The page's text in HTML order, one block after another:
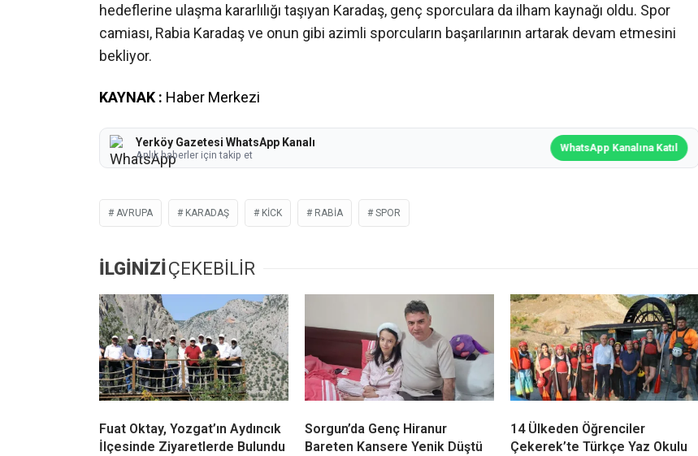
hedeflerine ulaşma kararlılığı taşıyan Karadaş, genç sporculara da ilham kaynağı oldu. Spor
camiası, Rabia Karadaş ve onun gibi azimli sporcuların başarılarının artarak devam etmesini
bekliyor.
KAYNAK : Haber Merkezi
Yerköy Gazetesi WhatsApp Kanalı
Anlık haberler için takip et
WhatsApp Kanalına Katıl
AVRUPA KARADAŞ KICK RABIA SPOR
İLGİNİZİ ÇEKEBİLİR
Fuat Oktay, Yozgat’ın Aydıncık
İlçesinde Ziyaretlerde Bulundu
Sorgun’da Genç Hiranur
Bareten Kansere Yenik Düştü
14 Ülkeden Öğrenciler
Çekerek’te Türkçe Yaz Okulu